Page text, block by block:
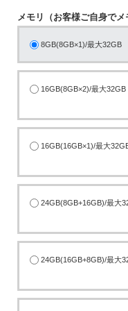
メモリ（お客様ご自身でメ
8GB(8GB×1)/最大32GB
16GB(8GB×2)/最大32GB
16GB(16GB×1)/最大
24GB(8GB+16GB)/最大
24GB(16GB+8GB)/最大